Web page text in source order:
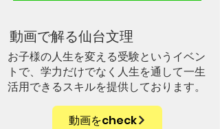
​動画で解る仙台文理
お子様の人生を変える受験というイベン
トで、学力だけでなく人生を通して一生
活用できるスキルを提供しております。
動画をcheck